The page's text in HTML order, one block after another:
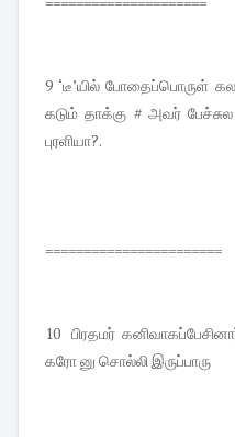
9 ‘டீ’யில் போதைப்பொருள்
கடும் தாக்கு # அவர்
புரளியா?.
=======================
10 பிரதமர்
கரோ னு சொல்லி இருப்பாரு